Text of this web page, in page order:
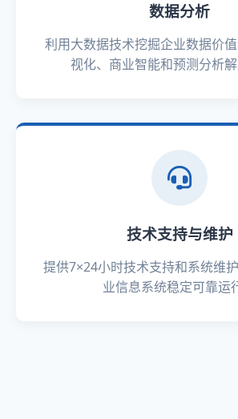
数据分析
利用大数据技术挖掘企业数据价
视化、商业智能和预测分析解
技术支持与维护
提供7×24小时技术支持和系统维
业信息系统稳定可靠运